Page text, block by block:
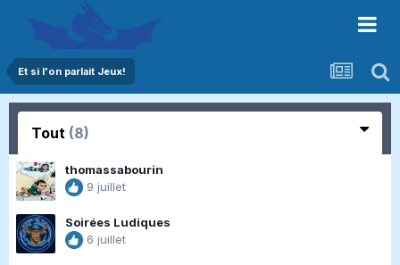
Et si l'on parlait Jeux!
Tout (8)
thomassabourin
9 juillet
Soirées Ludiques
6 juillet